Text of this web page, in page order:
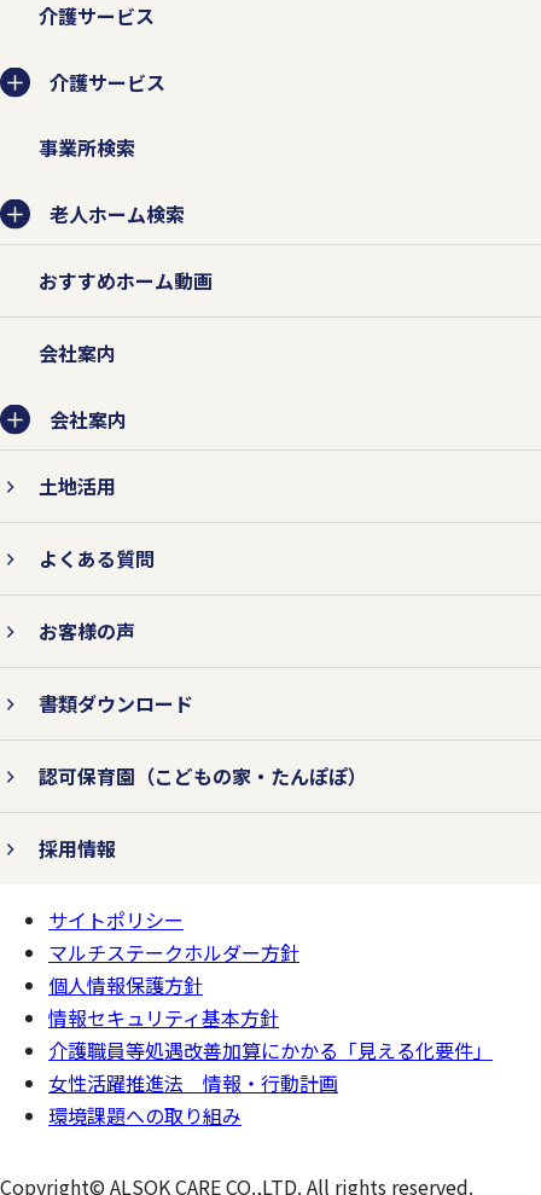
介護サービス
介護サービス
事業所検索
老人ホーム検索
おすすめホーム動画
会社案内
会社案内
土地活用
よくある質問
お客様の声
書類ダウンロード
認可保育園 （こどもの家・たんぽぽ）
採用情報
ページの
一番上へ
サイトポリシー
マルチステークホルダー方針
個人情報保護方針
情報セキュリティ基本方針
介護職員等処遇改善加算にかかる「見える化要件」
女性活躍推進法 情報・行動計画
環境課題への取り組み
Copyright© ALSOK CARE CO.,LTD. All rights reserved.